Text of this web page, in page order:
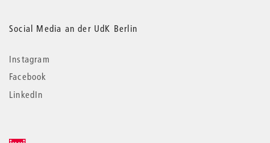
Social Media an der UdK Berlin
Instagram
Facebook
LinkedIn